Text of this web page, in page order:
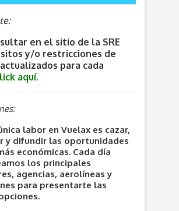
en el sitio de la SRE
y/o restricciones de
para cada
aquí.
labor en Vuelax es cazar,
y difundir las oportunidades
económicas. Cada día
los principales
agencias, aerolíneas y
para presentarte las